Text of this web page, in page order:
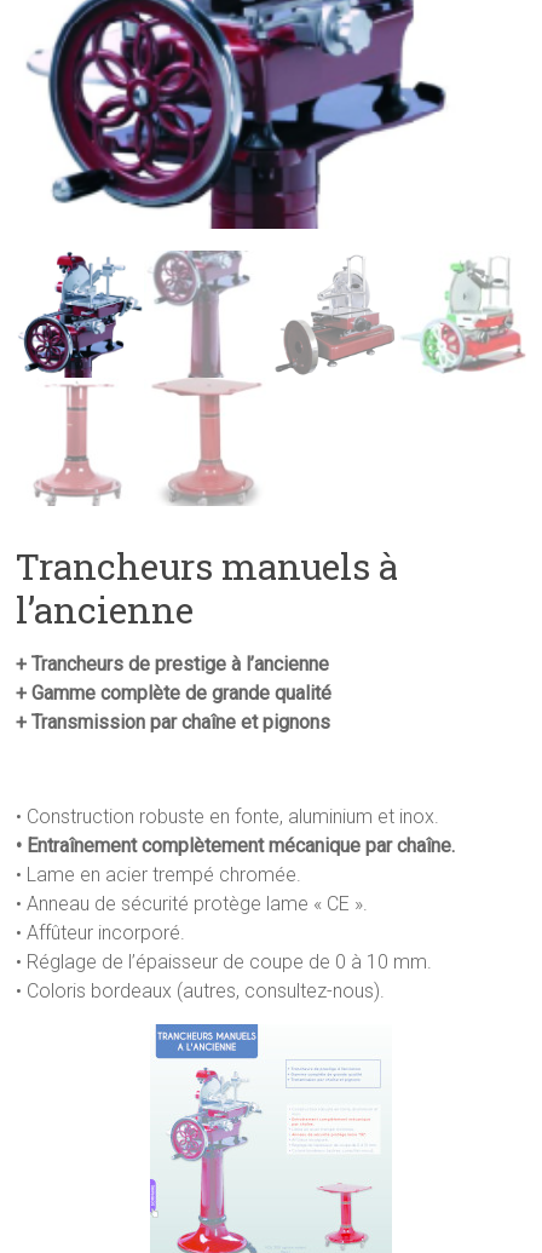
Trancheurs manuels à
l’ancienne
+ Trancheurs de prestige à l’ancienne
+ Gamme complète de grande qualité
+ Transmission par chaîne et pignons
• Construction robuste en fonte, aluminium et inox.
• Entraînement complètement mécanique par chaîne.
• Lame en acier trempé chromée.
• Anneau de sécurité protège lame « CE ».
• Affûteur incorporé.
• Réglage de l’épaisseur de coupe de 0 à 10 mm.
• Coloris bordeaux (autres, consultez-nous).